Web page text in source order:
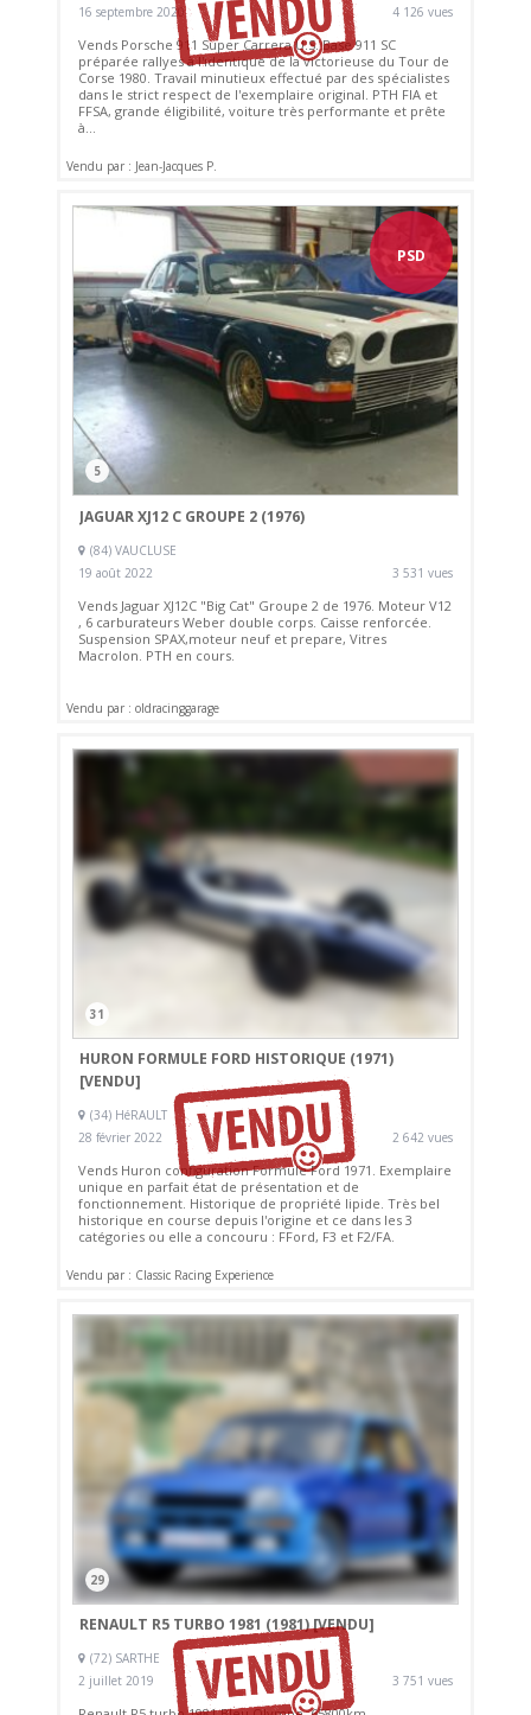
16 septembre 2020
4 126 vues
Vends Porsche 911 Super Carrera U.S. Base 911 SC
préparée rallyes à l'identique de la victorieuse du Tour de
Corse 1980. Travail minutieux effectué par des spécialistes
dans le strict respect de l'exemplaire original. PTH FIA et
FFSA, grande éligibilité, voiture très performante et prête
à...
Vendu par : Jean-Jacques P.
PSD
5
JAGUAR XJ12 C GROUPE 2 (1976)
(84) VAUCLUSE
19 août 2022
3 531 vues
Vends Jaguar XJ12C "Big Cat" Groupe 2 de 1976. Moteur V12
, 6 carburateurs Weber double corps. Caisse renforcée.
Suspension SPAX,moteur neuf et prepare, Vitres
Macrolon. PTH en cours.
Vendu par : oldracinggarage
31
HURON FORMULE FORD HISTORIQUE (1971)
[VENDU]
(34) HéRAULT
28 février 2022
2 642 vues
Vends Huron configuration Formule Ford 1971. Exemplaire
unique en parfait état de présentation et de
fonctionnement. Historique de propriété lipide. Très bel
historique en course depuis l'origine et ce dans les 3
catégories ou elle a concouru : FFord, F3 et F2/FA.
Vendu par : Classic Racing Experience
29
RENAULT R5 TURBO 1981 (1981)[VENDU]
(72) SARTHE
2 juillet 2019
3 751 vues